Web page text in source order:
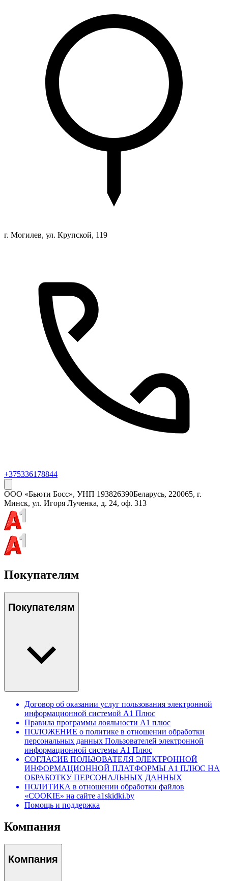
г. Могилев, ул. Крупской, 119
+375336178844
ООО «Бьюти Босс», УНП 193826390Беларусь, 220065, г.
Минск, ул. Игоря Лученка, д. 24, оф. 313
Покупателям
Покупателям
Договор об оказании услуг пользования электронной
информационной системой А1 Плюс
Правила программы лояльности А1 плюс
ПОЛОЖЕНИЕ о политике в отношении обработки
персональных данных Пользователей электронной
информационной системы А1 Плюс
СОГЛАСИЕ ПОЛЬЗОВАТЕЛЯ ЭЛЕКТРОННОЙ
ИНФОРМАЦИОННОЙ ПЛАТФОРМЫ А1 ПЛЮС НА
ОБРАБОТКУ ПЕРСОНАЛЬНЫХ ДАННЫХ
ПОЛИТИКА в отношении обработки файлов
«COOKIE» на сайте a1skidki.by
Помощь и поддержка
Компания
Компания